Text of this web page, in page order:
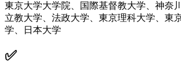
東京大学大学院、国際基督教大学、神奈
立教大学、法政大学、東京理科大学、東
学、日本大学
✅